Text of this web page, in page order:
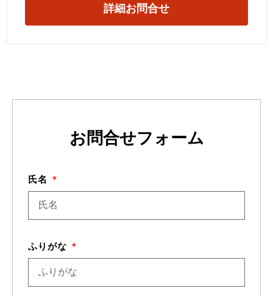
詳細お問合せ
お問合せフォーム
氏名
ふりがな